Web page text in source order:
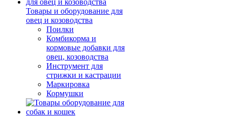
Товары и оборудование для
овец и козоводства
Поилки
Комбикорма и
кормовые добавки для
овец, козоводства
Инструмент для
стрижки и кастрации
Маркировка
Кормушки